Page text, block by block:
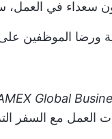
سعداء في
ورضا الموظفين
العمل مع السفر